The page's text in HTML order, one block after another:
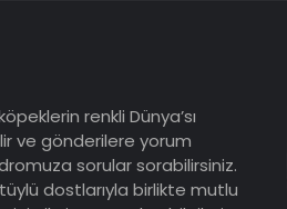
renkli Dünya’sı
ve gönderilere yorum
sorular sorabilirsiniz.
dostlarıyla birlikte mutlu